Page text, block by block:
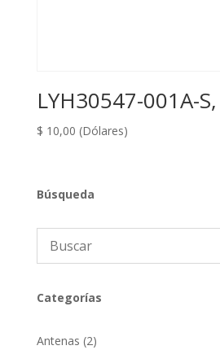
LYH30547-001A-
$ 10,00 (Dólares)
Búsqueda
Categorías
Antenas 22